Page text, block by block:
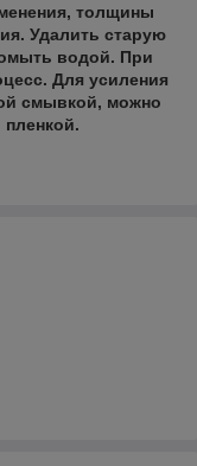
толщины
Удалить старую
водой. При
Для усиления
смывкой, можно